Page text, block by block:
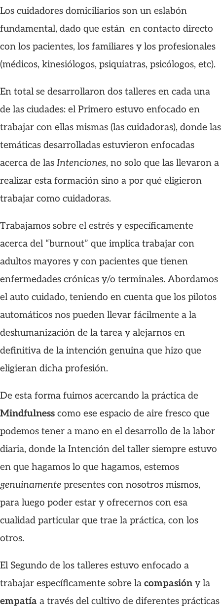
Los cuidadores domiciliarios son un eslabón
fundamental, dado que están en contacto directo
con los pacientes, los familiares y los profesionales
(médicos, kinesiólogos, psiquiatras, psicólogos, etc).
En total se desarrollaron dos talleres en cada una
de las ciudades: el Primero estuvo enfocado en
trabajar con ellas mismas (las cuidadoras), donde las
temáticas desarrolladas estuvieron enfocadas
acerca de las Intenciones, no solo que las llevaron a
realizar esta formación sino a por qué eligieron
trabajar como cuidadoras.
Trabajamos sobre el estrés y específicamente
acerca del “burnout” que implica trabajar con
adultos mayores y con pacientes que tienen
enfermedades crónicas y/o terminales. Abordamos
el auto cuidado, teniendo en cuenta que los pilotos
automáticos nos pueden llevar fácilmente a la
deshumanización de la tarea y alejarnos en
definitiva de la intención genuina que hizo que
eligieran dicha profesión.
De esta forma fuimos acercando la práctica de
Mindfulness como ese espacio de aire fresco que
podemos tener a mano en el desarrollo de la labor
diaria, donde la Intención del taller siempre estuvo
en que hagamos lo que hagamos, estemos
genuinamente presentes con nosotros mismos,
para luego poder estar y ofrecernos con esa
cualidad particular que trae la práctica, con los
otros.
El Segundo de los talleres estuvo enfocado a
trabajar específicamente sobre la compasión y la
empatía a través del cultivo de diferentes prácticas